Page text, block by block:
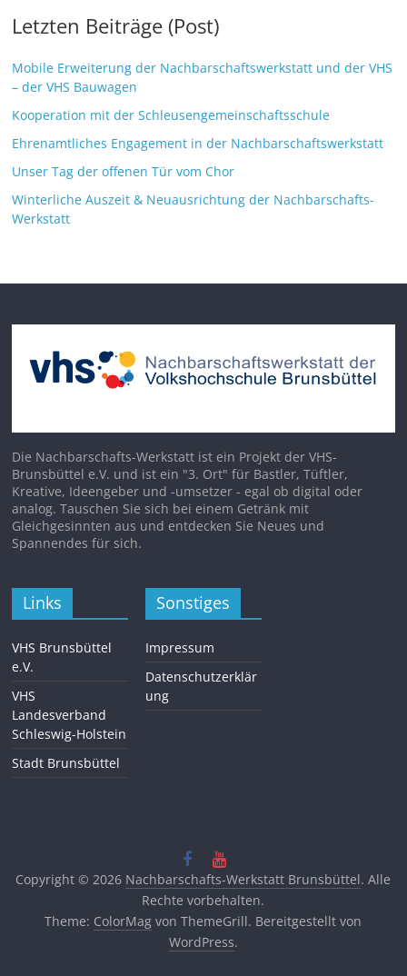
Letzten Beiträge (Post)
Mobile Erweiterung der Nachbarschaftswerkstatt und der VHS
– der VHS Bauwagen
Kooperation mit der Schleusengemeinschaftsschule
Ehrenamtliches Engagement in der Nachbarschaftswerkstatt
Unser Tag der offenen Tür vom Chor
Winterliche Auszeit & Neuausrichtung der Nachbarschafts-
Werkstatt
Die Nachbarschafts-Werkstatt ist ein Projekt der VHS-
Brunsbüttel e.V. und ist ein "3. Ort" für Bastler, Tüftler,
Kreative, Ideengeber und -umsetzer - egal ob digital oder
analog. Tauschen Sie sich bei einem Getränk mit
Gleichgesinnten aus und entdecken Sie Neues und
Spannendes für sich.
Links
VHS Brunsbüttel
e.V.
VHS
Landesverband
Schleswig-Holstein
Stadt Brunsbüttel
Sonstiges
Impressum
Datenschutzerklär
ung
Copyright © 2026 Nachbarschafts-Werkstatt Brunsbüttel. Alle
Rechte vorbehalten.
Theme: ColorMag von ThemeGrill. Bereitgestellt von
WordPress.